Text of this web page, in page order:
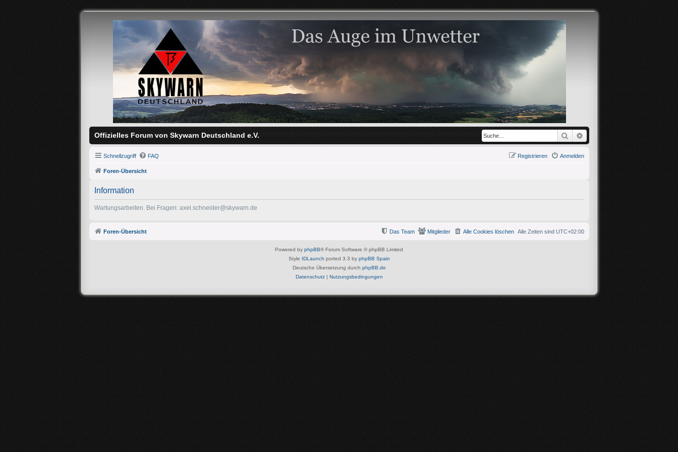
Offizielles Forum von Skywarn Deutschland e.V. Suche
Schnellzugriff FAQ Anmelden
Registrieren
Foren-Übersicht
Information
Wartungsarbeiten. Bei Fragen: axel.schneider@skywarn.de
Foren-Übersicht Alle Zeiten sind UTC+02:00
Alle Cookies löschen
Mitglieder
Das Team
Powered by phpBB® Forum Software © phpBB Limited
Style IDLaunch ported 3.3 by phpBB Spain
Deutsche Übersetzung durch phpBB.de
Datenschutz| Nutzungsbedingungen